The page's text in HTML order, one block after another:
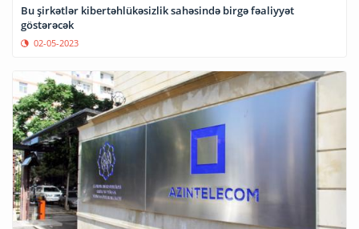
Bu şirkətlər kibertəhlükəsizlik sahəsində birgə fəaliyyət
göstərəcək
02-05-2023